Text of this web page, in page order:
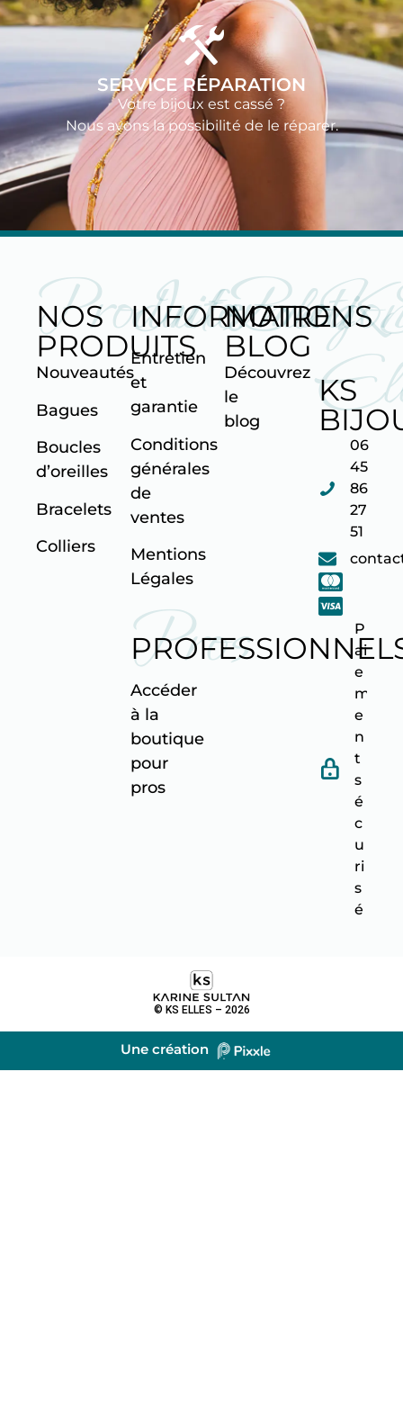
SERVICE RÉPARATION
Votre bijoux est cassé ?
Nous avons la possibilité de le réparer.
Produits
NOS
PRODUITS
Nouveautés
Bagues
Boucles
d’oreilles
Bracelets
Colliers
INFORMATIONS
Entretien
et
garantie
Conditions
générales
de
ventes
Mentions
Légales
Pros
Accéder
à la
boutique
pour
pros
Blog
NOTRE
BLOG
Découvrez
le
blog
KS
06
45
86
27
51
P
ai
e
m
e
n
t
s
é
c
u
ri
s
é
© KS ELLES – 2026
Une création